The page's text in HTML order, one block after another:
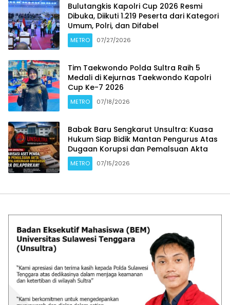
Bulutangkis Kapolri Cup 2026 Resmi
Dibuka, Diikuti 1.219 Peserta dari Kategori
Umum, Polri, dan Difabel
METRO 07/27/2026
Tim Taekwondo Polda Sultra Raih 5
Medali di Kejurnas Taekwondo Kapolri
Cup Ke-7 2026
METRO 07/18/2026
Babak Baru Sengkarut Unsultra: Kuasa
Hukum Siap Bidik Mantan Pengurus Atas
Dugaan Korupsi dan Pemalsuan Akta
METRO 07/15/2026